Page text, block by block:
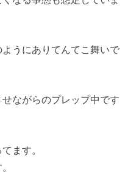
うにありてんてこ舞いで
ながらのプレップ中です
ます。